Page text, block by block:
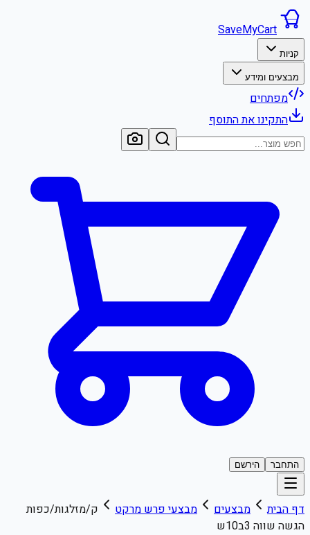
SaveMyCart
קניות
מבצעים ומידע
מפתחים
התקינו את התוסף
התחבר הירשם
דף הבית מבצעים מבצעיפרש מרקט
ק/מזלגות/כפות
הגשה שווה 3ב10ש